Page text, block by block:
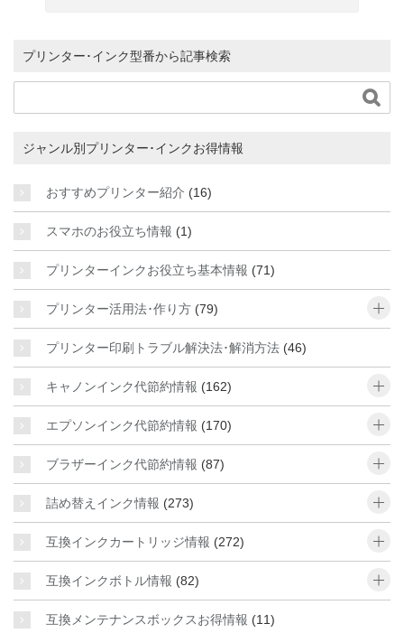
プリンター･インク型番から記事検索

ジャンル別プリンター･インクお得情報
おすすめプリンター紹介 (16)
スマホのお役立ち情報 (1)
プリンターインクお役立ち基本情報 (71)
プリンター活用法･作り方 (79)
プリンター印刷トラブル解決法･解消方法 (46)
キャノンインク代節約情報 (162)
エプソンインク代節約情報 (170)
ブラザーインク代節約情報 (87)
詰め替えインク情報 (273)
互換インクカートリッジ情報 (272)
互換インクボトル情報 (82)
互換メンテナンスボックスお得情報 (11)